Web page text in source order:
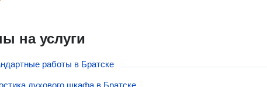
на услуги
работы в Братске
духового шкафа в Братске